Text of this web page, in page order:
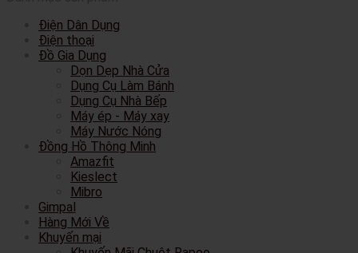
Điện Dân Dụng
Điện thoại
Đồ Gia Dụng
Dọn Dẹp Nhà Cửa
Dụng Cụ Làm Bánh
Dụng Cụ Nhà Bếp
Máy ép - Máy xay
Máy Nước Nóng
Đồng Hồ Thông Minh
Amazfit
Kieslect
Mibro
Gimpal
Hàng Mới Về
Khuyến mại